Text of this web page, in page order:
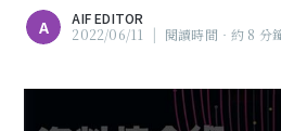
A
AIF EDITOR
2022/06/11
| 閱讀時間‧約 8 分